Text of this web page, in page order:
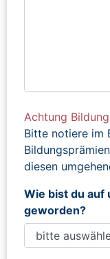
Achtung
Bitte notiere im
diesen
Wie bist du auf
geworden?